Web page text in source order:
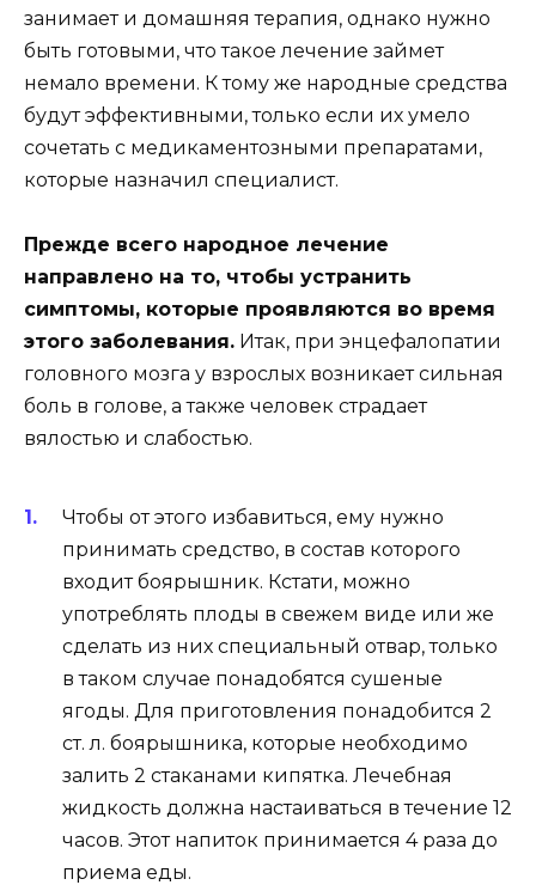
занимает и домашняя терапия, однако нужно
быть готовыми, что такое лечение займет
немало времени. К тому же народные средства
будут эффективными, только если их умело
сочетать с медикаментозными препаратами,
которые назначил специалист.
Прежде всего народное лечение
направлено на то, чтобы устранить
симптомы, которые проявляются во время
этого заболевания. Итак, при энцефалопатии
головного мозга у взрослых возникает сильная
боль в голове, а также человек страдает
вялостью и слабостью.
Чтобы от этого избавиться, ему нужно
принимать средство, в состав которого
входит боярышник. Кстати, можно
употреблять плоды в свежем виде или же
сделать из них специальный отвар, только
в таком случае понадобятся сушеные
ягоды. Для приготовления понадобится 2
ст. л. боярышника, которые необходимо
залить 2 стаканами кипятка. Лечебная
жидкость должна настаиваться в течение 12
часов. Этот напиток принимается 4 раза до
приема еды.